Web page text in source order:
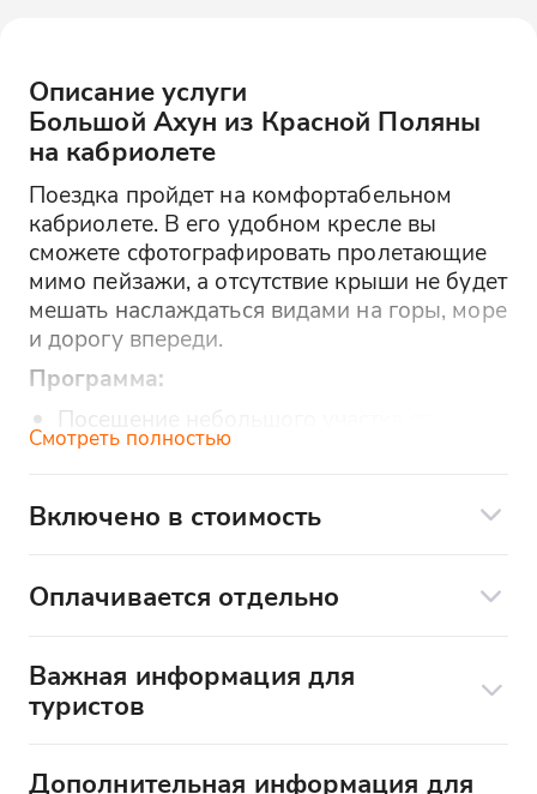
Описание услуги
Большой Ахун из Красной Поляны
на кабриолете
Поездка пройдет на комфортабельном
кабриолете. В его удобном кресле вы
сможете сфотографировать пролетающие
мимо пейзажи, а отсутствие крыши не будет
мешать наслаждаться видами на горы, море
и дорогу впереди.
Программа:
Посещение небольшого участка старой
"Царской" дороги, проходящей по краю
Гора Ахун. Смотровая башня курорта.
Смотреть полностью
Включено в стоимость
Опытный водитель
Остановки для фотографий
необходимости заранее
Оплачивается отдельно
Посещение башни - 200₽/чел
Смотровое колесо - 300₽/чел
Важная информация для
туристов
Дополнительная информация для